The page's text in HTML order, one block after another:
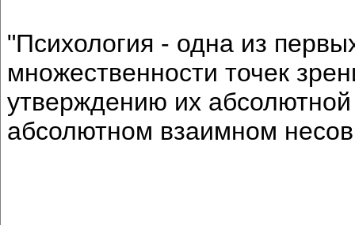
"Психология - одна из
множественности точек
утверждению их
абсолютном взаимном